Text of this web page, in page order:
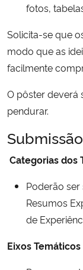
Ministério do Turismo
Controladoria-Geral da
Ministério da Mulher,
Secretaria de Governo
fotos,
Solicita-se que
modo que as
facilmente
O pôster deverá
pendurar.
Categorias dos
Poderão
Resumos
de
Eixos